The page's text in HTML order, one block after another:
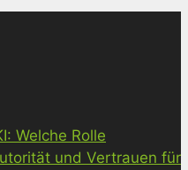
Welche Rolle
und Vertrauen für